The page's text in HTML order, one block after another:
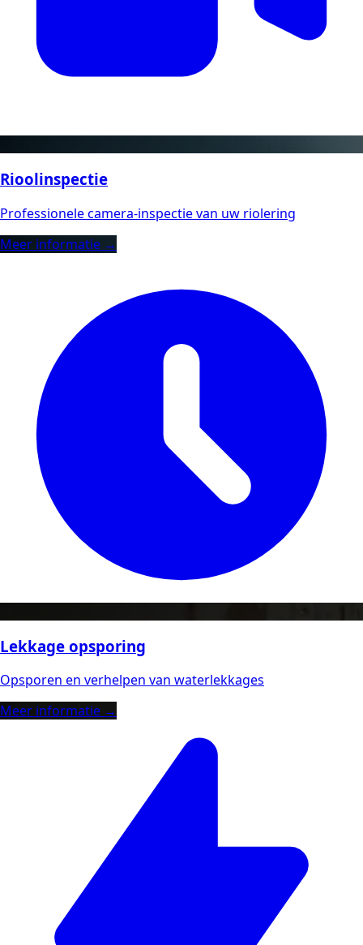
Rioolinspectie
Professionele camera-inspectie van uw riolering
Meer informatie →
Lekkage opsporing
Opsporen en verhelpen van waterlekkages
Meer informatie →